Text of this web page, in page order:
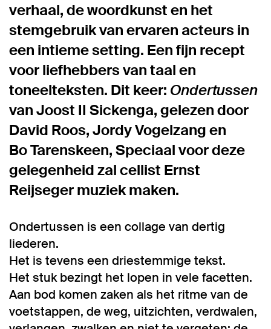
verhaal, de woordkunst en het
stemgebruik van ervaren acteurs in
een intieme setting. Een fijn recept
voor liefhebbers van taal en
toneelteksten. Dit keer: Ondertussen
vanJoost II Sickenga, gelezen door
David Roos, Jordy Vogelzangen
BoTarenskeen,Speciaal voor deze
gelegenheid zal cellist Ernst
Reijsegermuziek maken.
Ondertussen is een collage van dertig
liederen.
Het is tevens een driestemmige tekst.
Het stuk bezingt het lopen in vele facetten.
Aan bod komen zaken als het ritme van de
voetstappen, de weg, uitzichten, verdwalen,